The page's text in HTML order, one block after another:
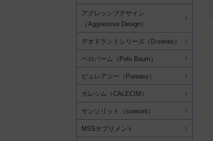
アグレッシブデザイン
（Aggressive Design）
デオドラントシリーズ（D-series）
ペロバーム（Pelo Baum）
ピュレアジー（Pureasy）
カレシム（CALECIM）
サンソリット（sunsorit）
MSSサプリメント